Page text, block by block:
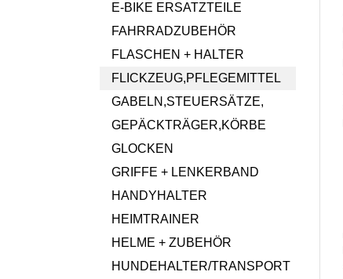
E-BIKE ERSATZTEILE
FAHRRADZUBEHÖR
FLASCHEN + HALTER
FLICKZEUG,PFLEGEMITTEL
GABELN,STEUERSÄTZE,
GEPÄCKTRÄGER,KÖRBE
GLOCKEN
GRIFFE + LENKERBAND
HANDYHALTER
HEIMTRAINER
HELME + ZUBEHÖR
HUNDEHALTER/TRANSPORT